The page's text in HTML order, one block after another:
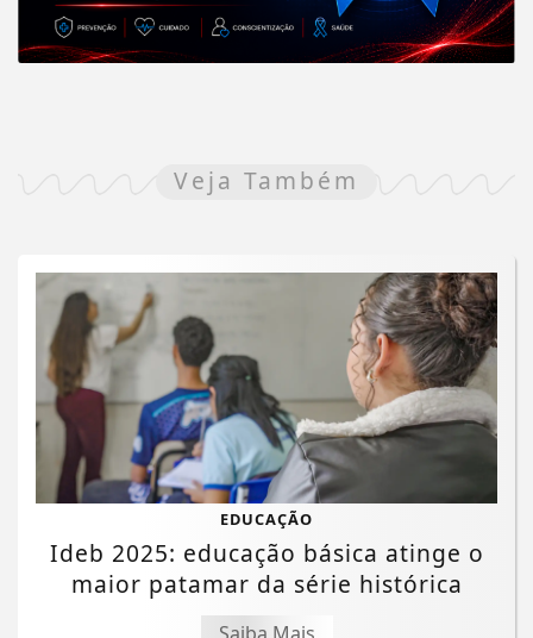
Veja Também
EDUCAÇÃO
Ideb 2025: educação básica atinge o
maior patamar da série histórica